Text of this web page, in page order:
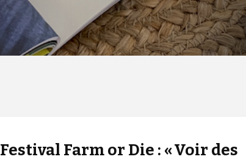
Festival Farm or Die : « Voir des